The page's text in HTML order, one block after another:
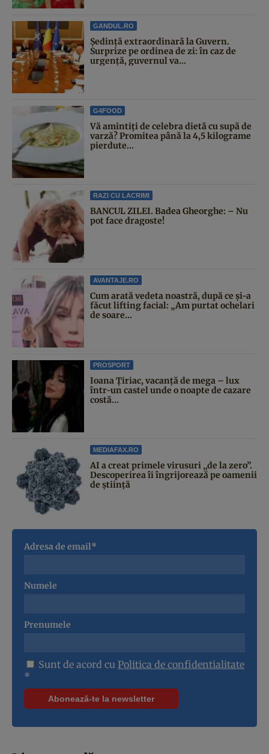
GANDUL.RO
Şedinţă extraordinară la Guvern.
Surprize pe ordinea de zi: în caz de
urgență, guvernul va...
G4FOOD
Vă amintiți de celebra dietă cu supă de
varză? Promitea până la 4,5 kilograme
pierdute...
RAZI CU LACRIMI
BANCUL ZILEI. Badea Gheorghe: – Nu
pot face dragoste!
AVANTAJE.RO
Cum arată vedeta noastră, după ce și-a
făcut lifting facial: „Am purtat ochelari
de soare...
PROSPORT
Ioana Țiriac, vacanță de mega – lux
într-un castel unde o noapte de cazare
costă...
MEDIAFAX.RO
AI a creat primele virusuri „de la zero”.
Descoperirea îi îngrijorează pe oamenii
de știință
Adresa de email*
Numele
Prenumele
Sunt de acord cu Politica de confidentialitate
*